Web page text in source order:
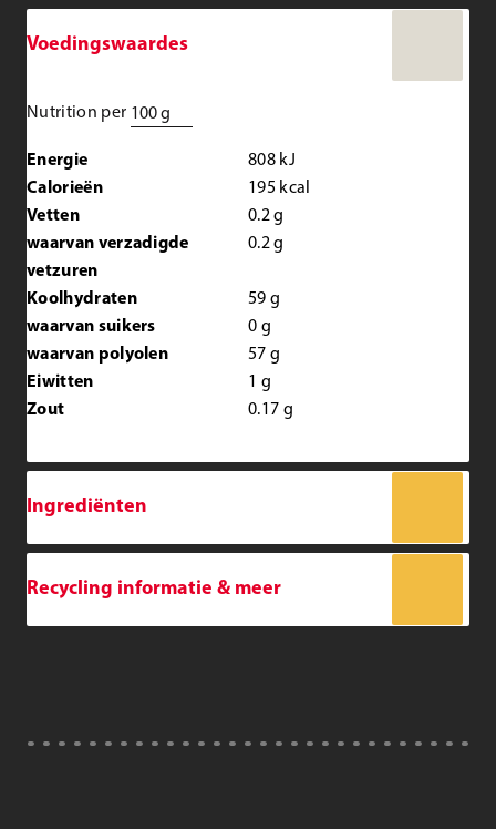
Voedingswaardes
Nutrition per 100 g
Energie 808 kJ
Calorieën
195 kcal
Vetten
0.2 g
waarvan verzadigde
vetzuren
0.2 g
Koolhydraten 59 g
waarvan suikers
0 g
waarvan polyolen
57 g
Eiwitten
1 g
Zout
0.17 g
Ingrediënten
Recycling informatie & meer